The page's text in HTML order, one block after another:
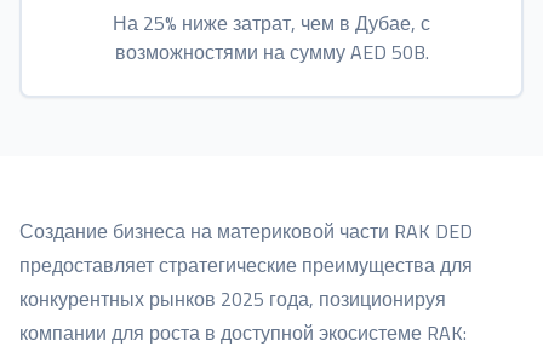
На 25% ниже затрат, чем в Дубае, с
возможностями на сумму AED 50B.
Создание бизнеса на материковой части RAK DED
предоставляет стратегические преимущества для
конкурентных рынков 2025 года, позиционируя
компании для роста в доступной экосистеме RAK: